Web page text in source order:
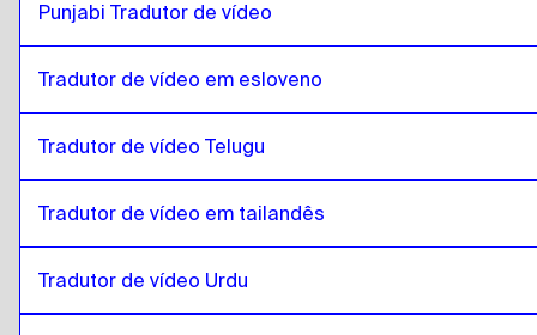
Belga Neerlandês / Francês
Espanhol da Costa Ricaparacatalão
Punjabi Tradutor de vídeo
Tradutor de vídeo em esloveno
Tradutor de vídeo Telugu
Tradutor de vídeo em tailandês
Tradutor de vídeo Urdu